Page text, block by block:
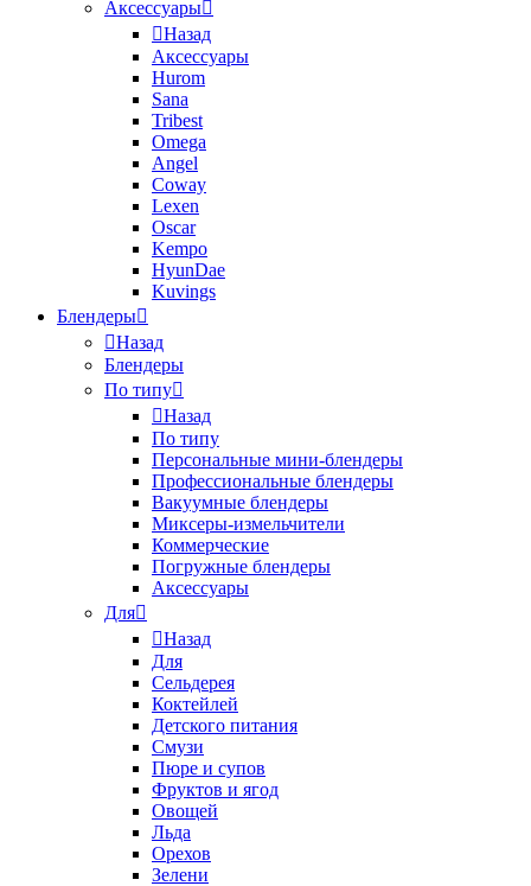
Аксессуары
Назад
Аксессуары
Hurom
Sana
Tribest
Omega
Angel
Coway
Lexen
Oscar
Kempo
HyunDae
Kuvings
Блендеры
Назад
Блендеры
По типу
Назад
По типу
Персональные мини-блендеры
Профессиональные блендеры
Вакуумные блендеры
Миксеры-измельчители
Коммерческие
Погружные блендеры
Аксессуары
Для
Назад
Для
Сельдерея
Коктейлей
Детского питания
Смузи
Пюре и супов
Фруктов и ягод
Овощей
Льда
Орехов
Зелени